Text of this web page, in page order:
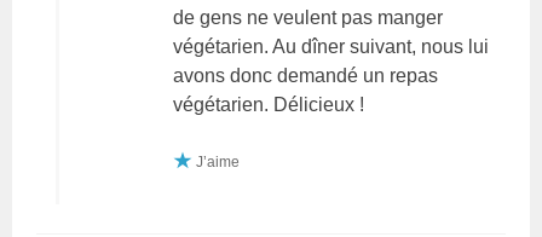
de gens ne veulent pas manger
végétarien. Au dîner suivant, nous lui
avons donc demandé un repas
végétarien. Délicieux !
J’aime